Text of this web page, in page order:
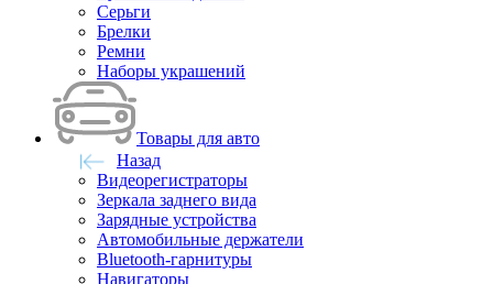
Серьги
Брелки
Ремни
Наборы украшений
Товары для авто
Назад
Видеорегистраторы
Зеркала заднего вида
Зарядные устройства
Автомобильные держатели
Bluetooth-гарнитуры
Навигаторы